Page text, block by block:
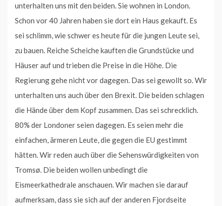
unterhalten uns mit den beiden. Sie wohnen in London.
Schon vor 40 Jahren haben sie dort ein Haus gekauft. Es
sei schlimm, wie schwer es heute für die jungen Leute sei,
zu bauen. Reiche Scheiche kauften die Grundstücke und
Häuser auf und trieben die Preise in die Höhe. Die
Regierung gehe nicht vor dagegen. Das sei gewollt so. Wir
unterhalten uns auch über den Brexit. Die beiden schlagen
die Hände über dem Kopf zusammen. Das sei schrecklich.
80% der Londoner seien dagegen. Es seien mehr die
einfachen, ärmeren Leute, die gegen die EU gestimmt
hätten. Wir reden auch über die Sehenswürdigkeiten von
Tromsø. Die beiden wollen unbedingt die
Eismeerkathedrale anschauen. Wir machen sie darauf
aufmerksam, dass sie sich auf der anderen Fjordseite